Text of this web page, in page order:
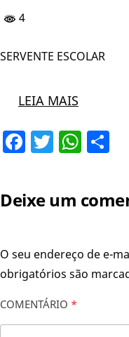
4
SERVENTE ESCOLAR
LEIA MAIS
Facebook
Twitter
Deixe um
O seu endereço de e-
obrigatórios são
COMENTÁRIO *